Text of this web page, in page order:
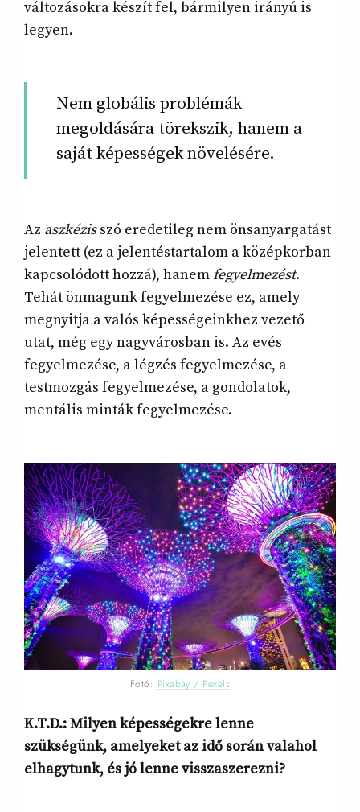
változásokra készít fel, bármilyen irányú is
legyen.
Nem globális problémák
megoldására törekszik, hanem a
saját képességek növelésére.
Az aszkézisszó eredetileg nem önsanyargatást
jelentett (ez a jelentéstartalom a középkorban
kapcsolódott hozzá), hanemfegyelmezést.
Tehát önmagunk fegyelmezése ez, amely
megnyitja a valós képességeinkhez vezető
utat, még egy nagyvárosban is. Az evés
fegyelmezése, a légzés fegyelmezése, a
testmozgás fegyelmezése, a gondolatok,
mentális minták fegyelmezése.
Fotó: Pixabay / Pexels
K.T.D.: Milyen képességekre lenne
szükségünk, amelyeket az idő során valahol
elhagytunk, és jó lenne visszaszerezni?